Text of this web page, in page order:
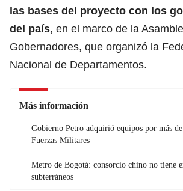
las bases del proyecto con los
del país, en el marco de la
Gobernadores, que organizó la
Nacional de Departamentos.
Más información
Gobierno Petro adquirió equipos por más
Fuerzas Militares
Metro de Bogotá: consorcio chino no tiene
subterráneos